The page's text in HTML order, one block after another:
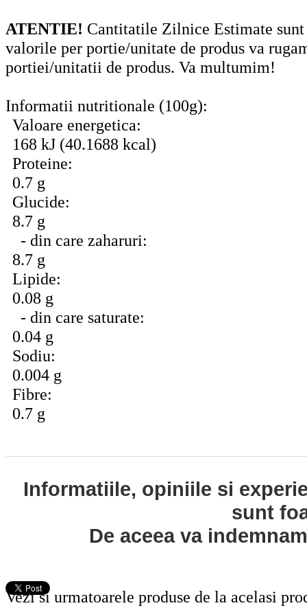
ATENTIE! Cantitatile Zilnice Estimate
valorile per portie/unitate de produs va
portiei/unitatii de produs. Va multumim!
Informatii nutritionale (100g):
Valoare energetica:
168 kJ (40.1688 kcal)
Proteine:
0.7 g
Glucide:
8.7 g
- din care zaharuri:
8.7 g
Lipide:
0.08 g
- din care saturate:
0.04 g
Sodiu:
0.004 g
Fibre:
0.7 g
Informatiile, opiniile si
sunt
De aceea va
Vezi si urmatoarele produse de la acelasi